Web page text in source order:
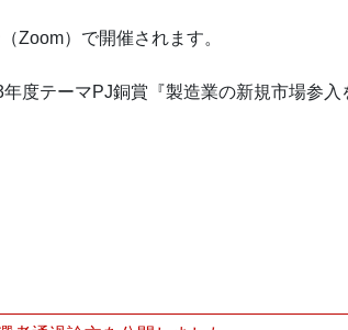
Zoom）で開催されます。
テーマPJ銅賞『製造業の新規市場参入